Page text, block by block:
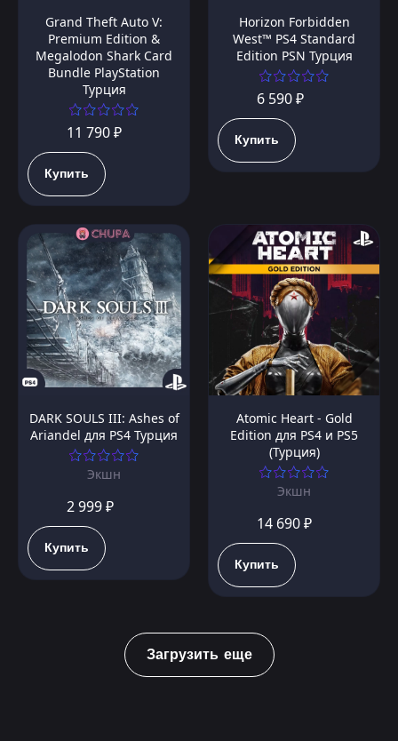
Grand Theft Auto V:
Premium Edition &
Megalodon Shark Card
Bundle PlayStation
Турция
11 790 ₽
Купить
Horizon Forbidden
West™ PS4 Standard
Edition PSN Турция
6 590 ₽
Купить
DARK SOULS III: Ashes of
Ariandel для PS4 Турция
Экшн
2 999 ₽
Купить
Atomic Heart - Gold
Edition для PS4 и PS5
(Турция)
Экшн
14 690 ₽
Купить
Загрузить еще